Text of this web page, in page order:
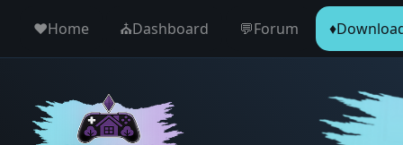
♥️Home ⛪️Dashboard 💬Forum